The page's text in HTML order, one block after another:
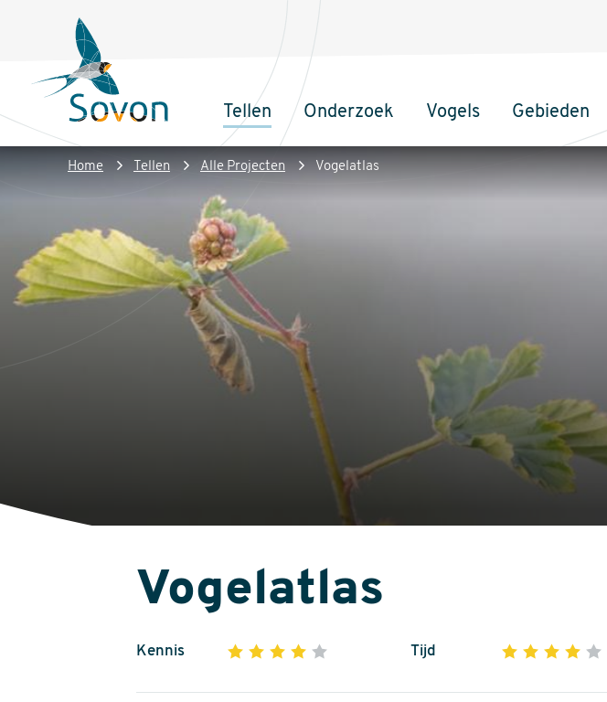
inhoud
Sovon
Homepage
Hoofdnavigatie
Tellen Onderzoek Vogels Gebieden
Kruimelpad
Home Tellen Alle Projecten Vogelatlas
Vogelatlas
Kennis 1 2 3 4 Tijd 1 2 3 4